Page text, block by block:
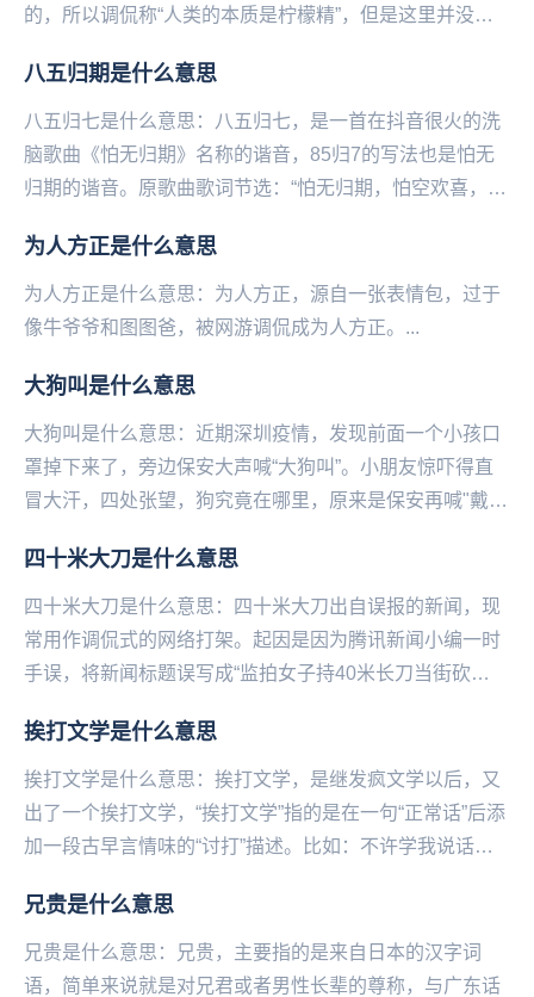
的，所以调侃称“人类的本质是柠檬精”，但是这里并没有
精...
八五归期是什么意思
八五归七是什么意思：八五归七，是一首在抖音很火的洗
脑歌曲《怕无归期》名称的谐音，85归7的写法也是怕无
归期的谐音。原歌曲歌词节选：“怕无归期，怕空欢喜，怕
为人方正是什么意思
为人方正是什么意思：为人方正，源自一张表情包，过于
像‌‌‌‌‌‌‌‌‌‌‌牛爷爷和图图爸，被网游调侃成为人方正。...
大狗叫是什么意思
大狗叫是什么意思：近期深圳疫情，发现前面一个小孩口
罩掉下来了，旁边保安大声喊“大狗叫”。小朋友惊吓得直
冒大汗，四处张望，狗究竟在哪里，原来是保安再喊"戴口
四十米大刀是什么意思
四十米大刀是什么意思：四十米大刀出自误报的新闻，现
常用作调侃式的网络打架。起因是因为腾讯新闻小编一时
手误，将新闻标题误写成“监拍女子持40米长刀当街砍
挨打文学是什么意思
挨打文学是什么意思：挨打文学，是继发疯文学以后，又
出了一个挨打文学，“挨打文学”指的是在一句“正常话”后添
加一段古早言情味的“讨打”描述。比如：不许学我说话哟
兄贵是什么意思
兄贵是什么意思：兄贵，主要指的是来自日本的汉字词
语，简单来说就是对兄君或者男性长辈的尊称，与广东话